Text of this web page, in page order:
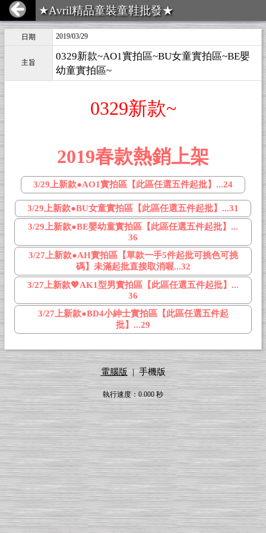
★Avril精品童裝童鞋批發★
日期 2019/03/29
主旨
0329新款~AO1實拍區~BU女童實拍區~BE嬰
幼童實拍區~
0329新款~
2019春款熱銷上架
3/29上新款●AO1實拍區【此區任選五件起批】...24
3/29上新款●BU女童實拍區【此區任選五件起批】...31
3/29上新款●BE嬰幼童實拍區【此區任選五件起批】...
36
3/27上新款●AH實拍區【單款一手5件起批可挑色可挑
碼】未滿起批直接取消喔...32
3/27上新款💖AK1型男實拍區【此區任選五件起批】...
36
3/27上新款●BD4小紳士實拍區【此區任選五件起
批】...29
電腦版|手機版
執行速度：0.000秒